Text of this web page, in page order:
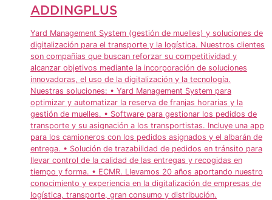
ADDINGPLUS
Yard Management System (gestión de muelles) y soluciones de
digitalización para el transporte y la logística. Nuestros clientes
son compañías que buscan reforzar su competitividad y
alcanzar objetivos mediante la incorporación de soluciones
innovadoras, el uso de la digitalización y la tecnología.
Nuestras soluciones: • Yard Management System para
optimizar y automatizar la reserva de franjas horarias y la
gestión de muelles. • Software para gestionar los pedidos de
transporte y su asignación a los transportistas. Incluye una app
para los camioneros con los pedidos asignados y el albarán de
entrega. • Solución de trazabilidad de pedidos en tránsito para
llevar control de la calidad de las entregas y recogidas en
tiempo y forma. • ECMR. Llevamos 20 años aportando nuestro
conocimiento y experiencia en la digitalización de empresas de
logística, transporte, gran consumo y distribución.